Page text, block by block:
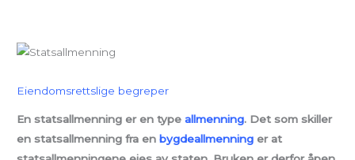
Eiendomsrettslige begreper
En statsallmenning er en typeallmenning. Det som skiller
en statsallmenning fra enbygdeallmenning er at